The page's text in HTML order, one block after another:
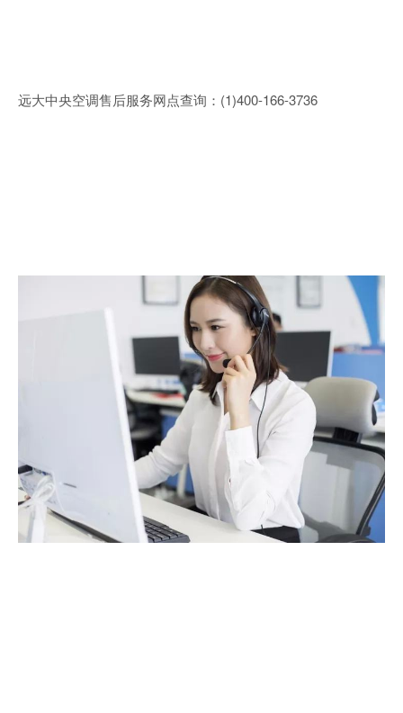
远大中央空调售后服务网点查询：(1)400-166-3736